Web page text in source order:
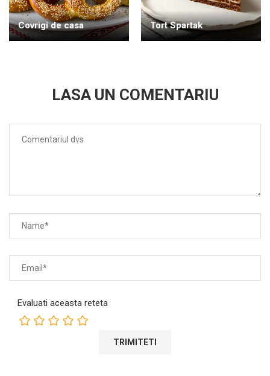
Covrigi de casa Tort Spartak
LASA UN COMENTARIU
Evaluati aceasta reteta